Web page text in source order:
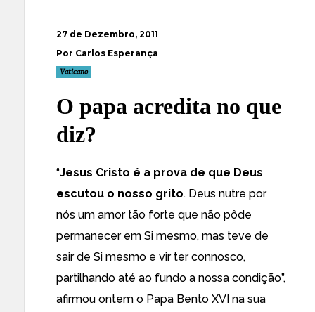
27 de Dezembro, 2011
Por Carlos Esperança
Vaticano
O papa acredita no que
diz?
“Jesus Cristo é a prova de que Deus
escutou o nosso grito. Deus nutre por
nós um amor tão forte que não pôde
permanecer em Si mesmo, mas teve de
sair de Si mesmo e vir ter connosco,
partilhando até ao fundo a nossa condição”,
afirmou ontem o Papa Bento XVI na sua